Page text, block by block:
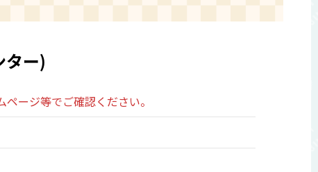
ー)
ージ等でご確認ください。